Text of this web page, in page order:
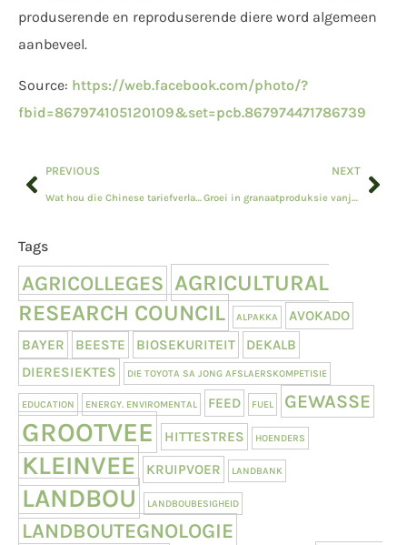
produserende en reproduserende diere word algemeen
aanbeveel.
Source: https://web.facebook.com/photo/?
fbid=867974105120109&set=pcb.867974471786739
PREVIOUS
Wat hou die Chinese tariefverlaging vir SA in?
NEXT
Groei in granaatproduksie vanjaar verwag?
Tags
AGRICOLLEGES AGRICULTURAL
RESEARCH COUNCIL
ALPAKKA
AVOKADO
BAYER
BEESTE BIOSEKURITEIT
DEKALB
DIERESIEKTES
DIE TOYOTA SA JONG AFSLAERSKOMPETISIE
EDUCATION ENERGY. ENVIROMENTAL FEED FUEL GEWASSE
GROOTVEE HITTESTRES HOENDERS
KLEINVEE KRUIPVOER LANDBANK
LANDBOU LANDBOUBESIGHEID
LANDBOUTEGNOLOGIE